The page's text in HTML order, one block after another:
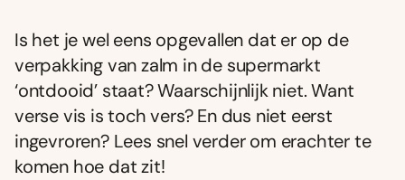
Is het je wel eens opgevallen dat er op de
verpakking van zalm in de supermarkt
‘ontdooid’ staat? Waarschijnlijk niet. Want
verse vis is toch vers? En dus niet eerst
ingevroren? Lees snel verder om erachter te
komen hoe dat zit!